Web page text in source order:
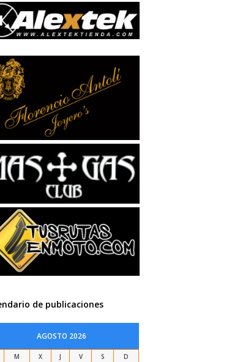
de publicaciones
AGOSTO 2026
M X J V S
D